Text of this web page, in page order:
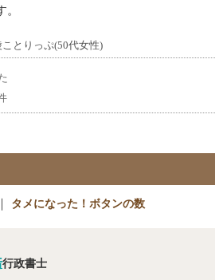
とりっぷ(50代女性)
｜ タメになった！ボタンの数
行政書士